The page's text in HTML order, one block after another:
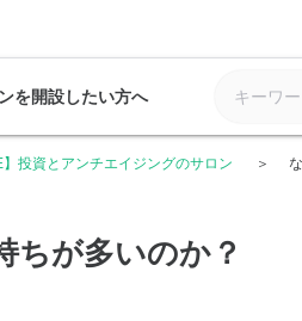
を開設したい方へ
】投資とアンチエイジングのサロン
ちが多いのか？